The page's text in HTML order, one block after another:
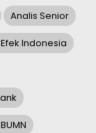
Analis Senior
Indonesia